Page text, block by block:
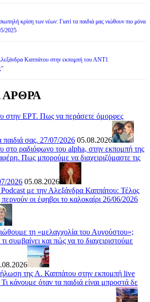
κρίση των νέων: Γιατί τα παιδιά μας νιώθουν πιο μόνα
2025
Καππάτου στην εκπομπή του ΑΝΤ1
στην ΕΡΤ. Πως να περάσετε όμορφες
παιδιά σας. 27/07/2026 05.08.2026
ραδιόφωνο του alpha, στην εκπομπή της
Πως μπορούμε να διαχειριζόμαστε τις
2026 05.08.2026
με την Αλεξάνδρα Καππάτου: Τέλος
οι έφηβοι το καλοκαίρι 26/06/2026
τη «μελαγχολία του Αυγούστου»;
τι συμβαίνει και πώς να το διαχειριστούμε
της Α. Καππάτου στην εκπομπή live
κάνουμε όταν τα παιδιά είναι μπροστά δε